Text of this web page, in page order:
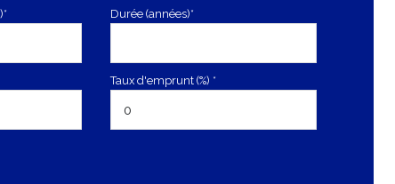
Durée (années)*
Taux d'emprunt (%) *